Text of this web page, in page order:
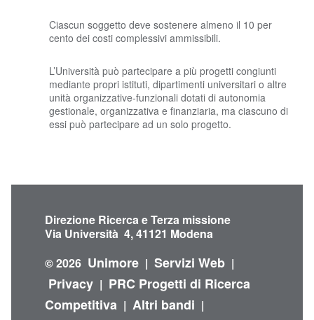
Ciascun soggetto deve sostenere almeno il 10 per
cento dei costi complessivi ammissibili.
L’Università può partecipare a più progetti congiunti
mediante propri istituti, dipartimenti universitari o altre
unità organizzative-funzionali dotati di autonomia
gestionale, organizzativa e finanziaria, ma ciascuno di
essi può partecipare ad un solo progetto.
Direzione Ricerca e Terza missione
Via Università 4, 41121 Modena
© 2026 Unimore | Servizi Web |
Privacy | PRC Progetti di Ricerca
Competitiva | Altri bandi |